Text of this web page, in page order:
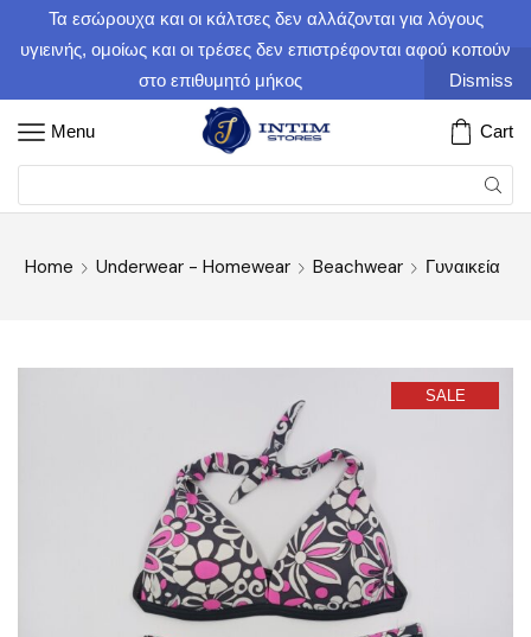
Τα εσώρουχα και οι κάλτσες δεν αλλάζονται για λόγους
υγιεινής, ομοίως και οι τρέσες δεν επιστρέφονται αφού κοπούν
στο επιθυμητό μήκος
Dismiss
Menu Cart
Home Underwear - Homewear Beachwear Γυναικεία
SALE